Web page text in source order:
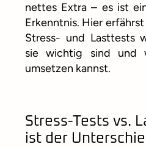
nettes Extra – es ist
Erkenntnis. Hier
Stress- und Lasttests
sie wichtig sind und
umsetzen kannst.
Stress-Tests vs.
ist der